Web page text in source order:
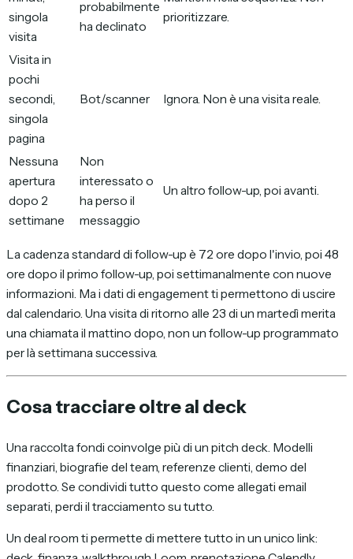
singola
visita
probabilmente
ha declinato
prioritizzare.
Visita in
pochi
secondi,
singola
pagina
Bot/scanner Ignora. Non è una visita reale.
Nessuna
apertura
dopo 2
settimane
Non
interessato o
ha perso il
messaggio
Un altro follow-up, poi avanti.
La cadenza standard di follow-up è 72 ore dopo l'invio, poi 48
ore dopo il primo follow-up, poi settimanalmente con nuove
informazioni. Ma i dati di engagement ti permettono di uscire
dal calendario. Una visita di ritorno alle 23 di un martedì merita
una chiamata il mattino dopo, non un follow-up programmato
per là settimana successiva.
Cosa tracciare oltre al deck
Una raccolta fondi coinvolge più di un pitch deck. Modelli
finanziari, biografie del team, referenze clienti, demo del
prodotto. Se condividi tutto questo come allegati email
separati, perdi il tracciamento su tutto.
Un deal room ti permette di mettere tutto in un unico link: